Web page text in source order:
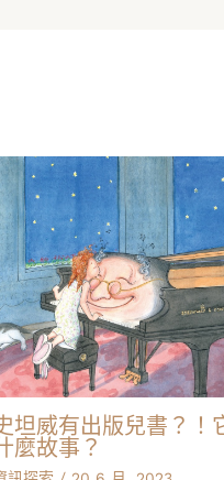
坦威有出版兒書？！
麼故事？